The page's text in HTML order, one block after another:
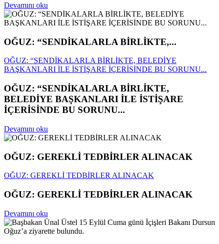
Devamını oku
OĞUZ: “SENDİKALARLA BİRLİKTE,...
OĞUZ: “SENDİKALARLA BİRLİKTE, BELEDİYE
BAŞKANLARI İLE İSTİŞARE İÇERİSİNDE BU SORUNU...
OĞUZ: “SENDİKALARLA BİRLİKTE,
BELEDİYE BAŞKANLARI İLE İSTİŞARE
İÇERİSİNDE BU SORUNU...
Devamını oku
OĞUZ: GEREKLİ TEDBİRLER ALINACAK
OĞUZ: GEREKLİ TEDBİRLER ALINACAK
OĞUZ: GEREKLİ TEDBİRLER ALINACAK
Devamını oku